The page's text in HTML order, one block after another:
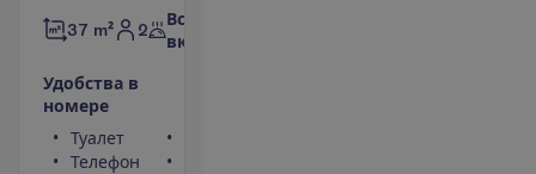
37 m² 2
Все
включено
Удобства в
номере
Туалет
Телефон